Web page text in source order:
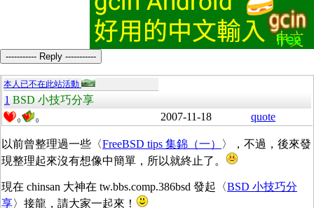
----------- Reply -----------
本人已不在此站活動
1 BSD 小技巧分享
0 0 2007-11-18 quote
以前曾整理過一些〈FreeBSD tips 集錦（一）
〉，不過，後來發
現整理起來沒有想像中簡單，所以就終止了。
現在 chinsan 大神在 tw.bbs.comp.386bsd 發起〈BSD 小技巧分
享〉接龍，請大家一起來！